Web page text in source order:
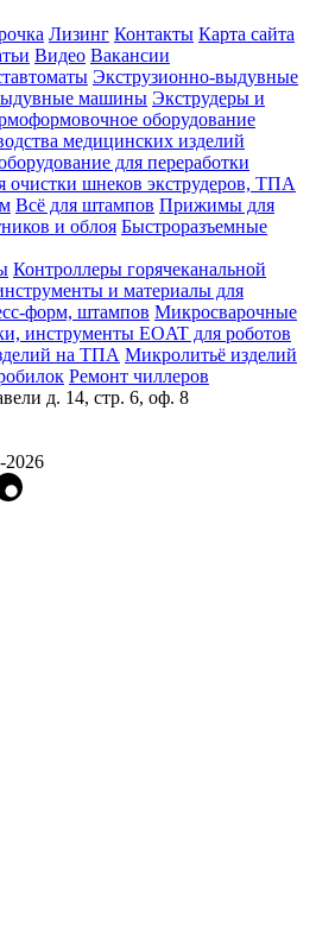
Лизинг Контакты Карта сайта
Видео Вакансии
Экструзионно-выдувные
машины Экструдеры и
оборудование
медицинских изделий
для переработки
очистки шнеков экструдеров, ТПА
Всё для штампов Прижимы для
и облоя Быстроразъемные
Контроллеры горячеканальной
и материалы для
форм, штампов Микросварочные
инструменты EOAT для роботов
на ТПА Микролитьё изделий
Ремонт чиллеров
д. 14, стр. 6, оф. 8